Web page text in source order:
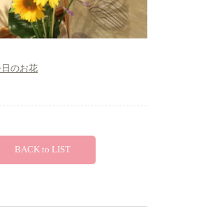
のお花
BACK to LIST